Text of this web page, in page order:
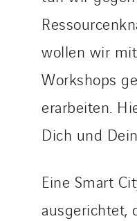
wollen wir
Workshops
erarbeiten.
Dich und
Eine Smart
ausgerichtet,
Nordic countries
Norway
Poland
Portugal
Romania
Slovakia
Switzerland
United Kingdom